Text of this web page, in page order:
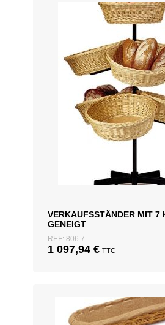
VERKAUFSSTÄNDER MIT 7
GENEIGT
REF: 806.7
1 097,94 € TTC